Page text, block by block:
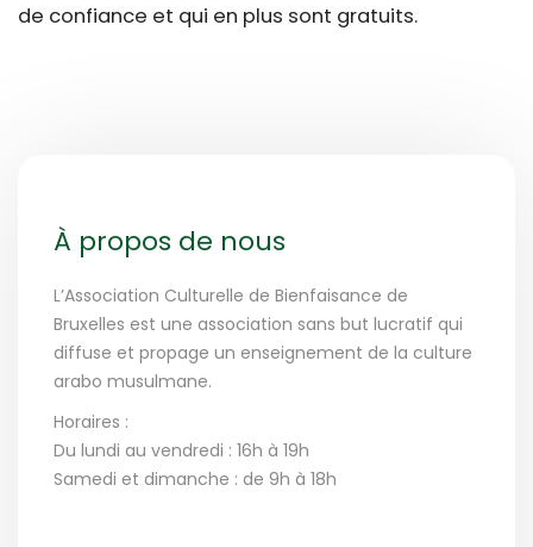
de confiance et qui en plus sont gratuits.
À propos de nous
L’Association Culturelle de Bienfaisance de
Bruxelles est une association sans but lucratif qui
diffuse et propage un enseignement de la culture
arabo musulmane.
Horaires :
Du lundi au vendredi : 16h à 19h
Samedi et dimanche : de 9h à 18h